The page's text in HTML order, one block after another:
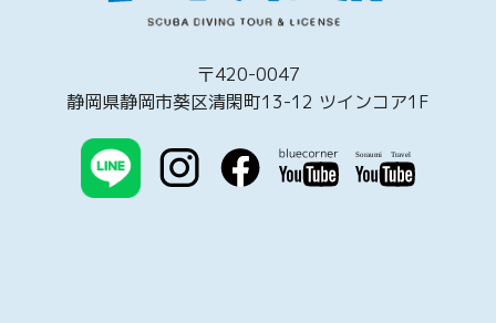
〒420-0047
静岡県静岡市葵区清閑町13-12 ツインコア1F